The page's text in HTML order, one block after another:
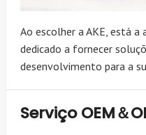
Ao escolher a AKE, está
dedicado a fornecer
desenvolvimento para a
Serviço OEM＆